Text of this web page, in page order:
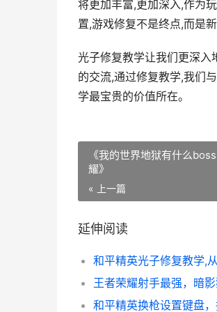
将更加丰富,更加深入,作为
置,游戏修复不是终点,而是
光子修复教学让我们更深入
的交流,通过修复教学,我们
学最宝贵的价值所在。
《我的世界地狱有什么
耀》
« 上一篇
延伸阅读
王者荣耀射手最强，暗